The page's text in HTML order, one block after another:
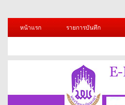
หน้าแรก
รายการบันทึก